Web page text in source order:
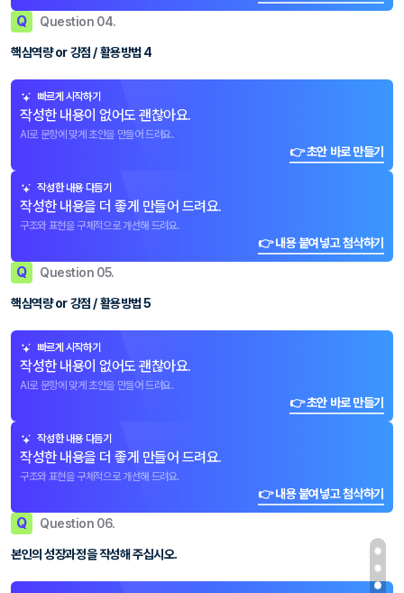
Q Question 04.
핵심역량 or 강점 / 활용방법 4
빠르게 시작하기
작성한 내용이 없어도 괜찮아요.
AI로 문항에 맞게 초안을 만들어 드려요.
👉 초안 바로 만들기
작성한 내용 다듬기
작성한 내용을 더 좋게 만들어 드려요.
구조와 표현을 구체적으로 개선해 드려요.
👉 내용 붙여넣고 첨삭하기
Q Question 05.
핵심역량 or 강점 / 활용방법 5
빠르게 시작하기
작성한 내용이 없어도 괜찮아요.
AI로 문항에 맞게 초안을 만들어 드려요.
👉 초안 바로 만들기
작성한 내용 다듬기
작성한 내용을 더 좋게 만들어 드려요.
구조와 표현을 구체적으로 개선해 드려요.
👉 내용 붙여넣고 첨삭하기
Q Question 06.
본인의 성장과정을 작성해 주십시오.